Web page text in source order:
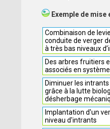
Exemple de mise
Combinaison de
conduite de verger
à très bas niveaux
Des arbres fruitiers
associés en
Diminuer les
grâce à la lutte
désherbage
Implantation d'un
niveau d'intrants